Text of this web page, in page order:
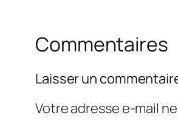
Commentaires
Laisser un
Votre adresse e-mail